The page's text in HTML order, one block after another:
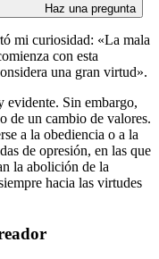
Haz una pregunta
mi curiosidad: «La mala
con esta
una gran virtud».
evidente. Sin embargo,
de un cambio de valores.
a la obediencia o a la
de opresión, en las que
la abolición de la
hacia las virtudes